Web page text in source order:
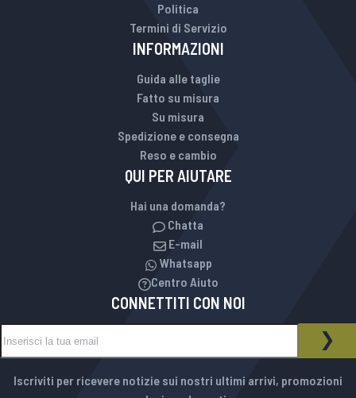
Politica
Termini di Servizio
INFORMAZIONI
Guida alle taglie
Fatto su misura
Su misura
Spedizione e consegna
Reso e cambio
QUI PER AIUTARE
Hai una domanda?
Chatta
E-mail
Whatsapp
Centro Aiuto
CONNETTITI CON NOI
NEWSLETTER
Iscriviti per ricevere notizie sui nostri ultimi arrivi, promozioni